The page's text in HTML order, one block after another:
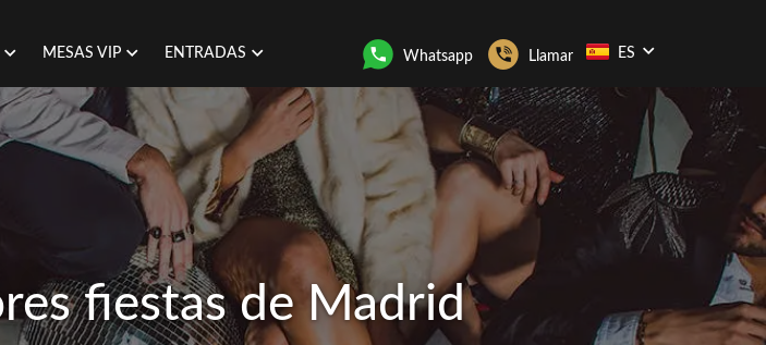
MESAS VIP ENTRADAS Whatsapp Llamar ES
fiestas de Madrid